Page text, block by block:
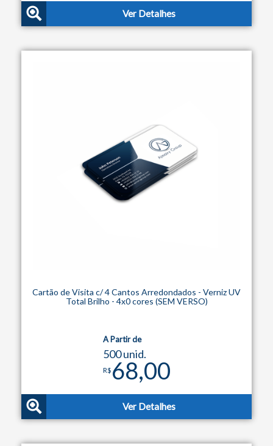
Ver Detalhes
Cartão de Visita c/ 4 Cantos Arredondados - Verniz UV
Total Brilho - 4x0 cores (SEM VERSO)
A Partir de
500 unid.
R$ 68,00
Ver Detalhes